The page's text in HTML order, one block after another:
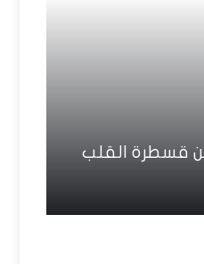
قسطرة القلب